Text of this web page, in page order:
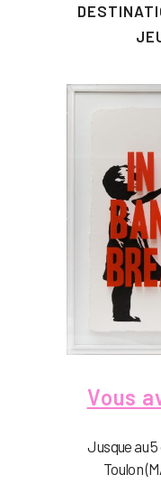
Vous
Jusque au
Toulon